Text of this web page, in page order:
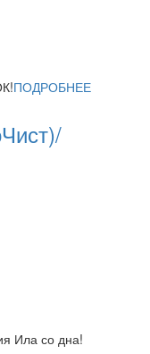
ПОДРОБНЕЕ
Ила со дна!